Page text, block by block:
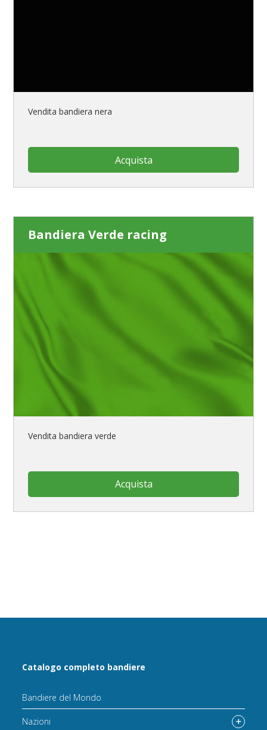
Vendita bandiera nera
Acquista
Bandiera Verde racing
Vendita bandiera verde
Acquista
Catalogo completo bandiere
Bandiere del Mondo
Nazioni